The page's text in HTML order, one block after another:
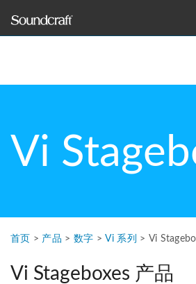
案例研究和新闻
培训
Vi
首页 > 产品 > 数字 >Vi 系列 > Vi
Vi Stageboxes 产品